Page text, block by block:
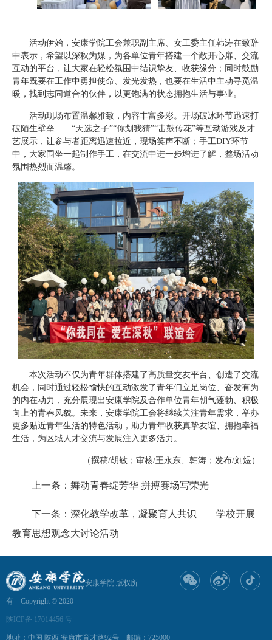
活动伊始，安康学院工会兼职副主席、女工委主任韩涛在致辞
中表示，希望以深秋为媒，为各单位青年搭建一个敞开心扉、交流
互动的平台，让大家在轻松氛围中结识挚友、收获缘分；同时鼓励
青年既要在工作中勇担使命、发光发热，也要在生活中主动寻觅温
暖，找到志同道合的伙伴，以更饱满的状态拥抱生活与事业。
活动现场布置温馨雅致，内容丰富多彩。开场破冰环节迅速打
破陌生壁垒——“天选之子”“你划我猜”“击鼓传花”等互动游戏及才
艺展示，让参与者距离迅速拉近，现场笑声不断；手工DIY环节
中，大家围坐一起制作手工，在交流中进一步增进了解，整场活动
氛围热烈而温馨。
本次活动不仅为青年群体搭建了高质量交友平台、创造了交流
机会，同时通过轻松愉快的互动激发了青年们立足岗位、奋发有为
的内在动力，充分展现出安康学院及合作单位青年朝气蓬勃、积极
向上的青春风貌。未来，安康学院工会将继续关注青年需求，举办
更多贴近青年生活的特色活动，助力青年收获真挚友谊、拥抱幸福
生活，为区域人才交流与发展注入更多活力。
（撰稿/胡敏；审核/王永东、韩涛；发布/刘煜）
上一条：舞动青春绽芳华 拼搏赛场写荣光
下一条：深化教学改革，凝聚育人共识——学校开展
教育思想观念大讨论活动
安康学院 版权所
有 Copyright © 2020
陕ICP备 17014456 号
地址：中国 陕西 安康市育才路92号 邮编：725000